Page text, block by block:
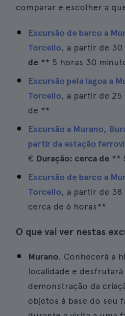
comparar e escolher a
Excursão de barco a
Torcello, a partir de 30
de ** 5 horas 30
Excursão pela lagoa a
Torcello, a partir de 25
de **
Excursão a Murano,
partir da estação
€ Duração: cerca de **
Excursão de barco a
Torcello, a partir de 38
cerca de 6 horas**
O que vai ver nestas
Murano. Conhecerá a
localidade e desfrutará
demonstração da
objetos à base do seu